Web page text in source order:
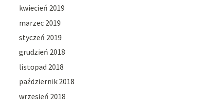
kwiecień 2019
marzec 2019
styczeń 2019
grudzień 2018
listopad 2018
październik 2018
wrzesień 2018